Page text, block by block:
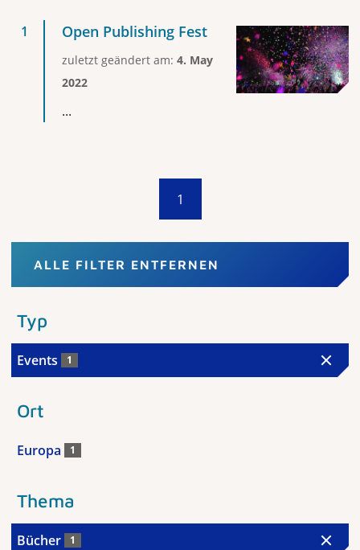
Open Publishing Fest
zuletzt geändert am: 4. May
2022
...
1
ALLE FILTER ENTFERNEN
Typ
Events 1
Ort
Europa 1
Thema
Bücher 1